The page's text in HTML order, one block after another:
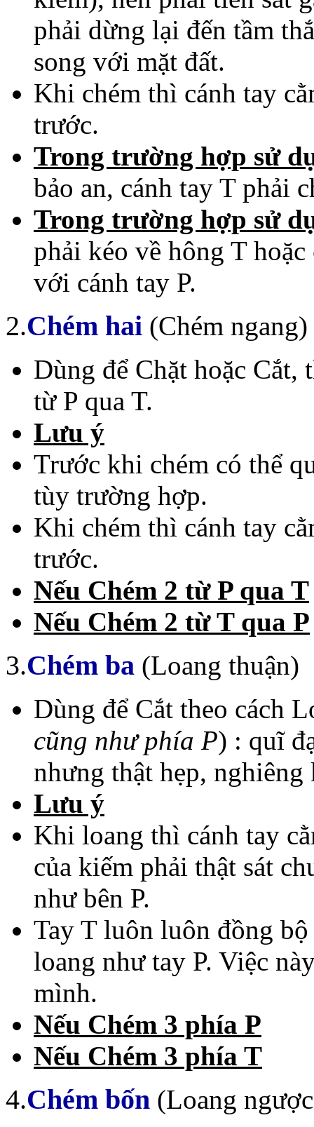
phải dừng lại đến tầm
song với mặt đất.
Khi chém thì cánh tay
trước.
Trong trường hợp sử
bảo an, cánh tay T phải
Trong trường hợp sử
phải kéo về hông T hoặc
với cánh tay P.
2.Chém hai (Chém ngang)
Dùng để Chặt hoặc Cắt,
từ P qua T.
Lưu ý
Trước khi chém có thể
tùy trường hợp.
Khi chém thì cánh tay
trước.
Nếu Chém 2 từ P qua T
Nếu Chém 2 từ T qua P
3.Chém ba (Loang thuận)
Dùng để Cắt theo cách
cũng như phía P) : quĩ
nhưng thật hẹp,
Lưu ý
Khi loang thì cánh tay
của kiếm phải thật sát
như bên P.
Tay T luôn luôn đồng
loang như tay P. Việc
mình.
Nếu Chém 3 phía P
Nếu Chém 3 phía T
4.Chém bốn (Loang